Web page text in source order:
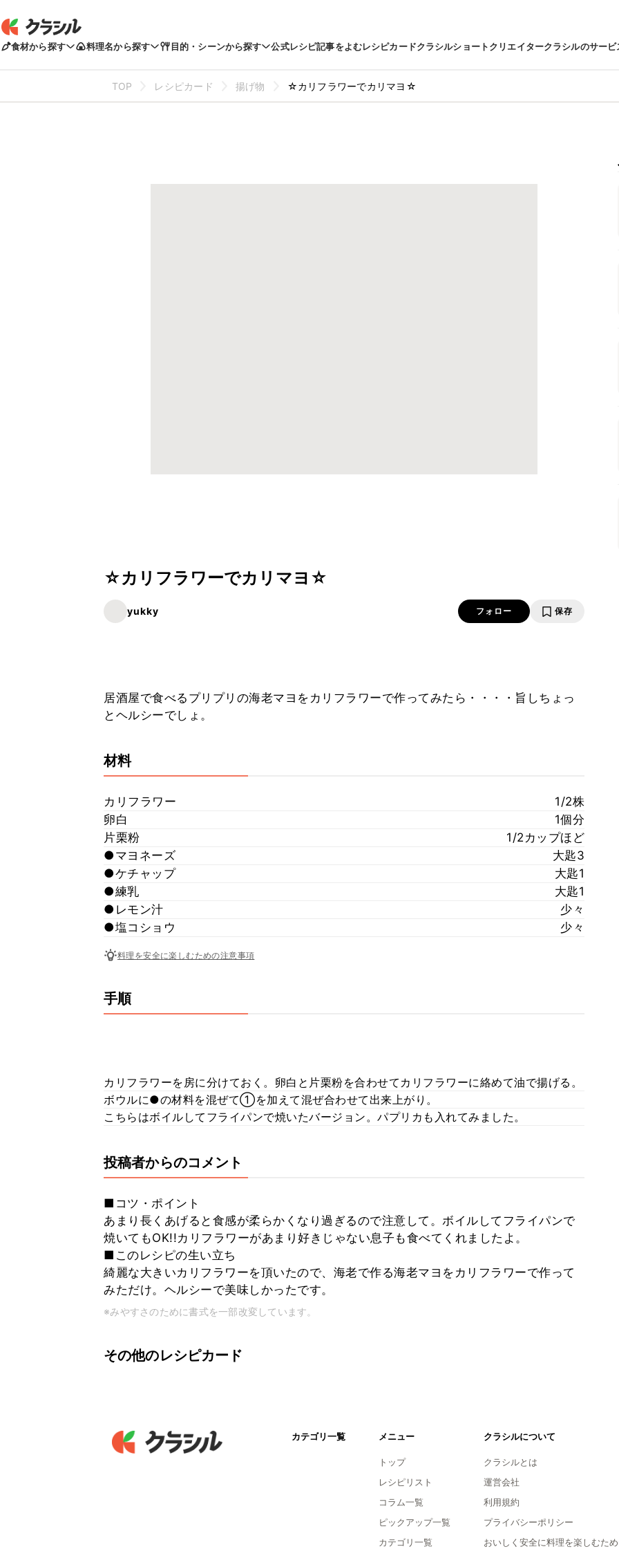
食材から探す 料理名から探す 目的・シーンから探す 公式レシピ記事をよむレシピカードクラシルショートクリエイタークラシルのサービ
TOP レシピカード 揚げ物 ☆カリフラワーでカリマヨ☆
☆カリフラワーでカリマヨ☆
yukky フォロー 保存
居酒屋で食べるプリプリの海老マヨをカリフラワーで作ってみたら・・・・旨しちょっ
とヘルシーでしょ。
材料
カリフラワー
1/2株
卵白
1個分
片栗粉
1/2カップほど
●マヨネーズ
大匙3
●ケチャップ
大匙1
●練乳
大匙1
●レモン汁
少々
●塩コショウ
少々
料理を安全に楽しむための注意事項
手順
カリフラワーを房に分けておく。卵白と片栗粉を合わせてカリフラワーに絡めて油で揚げる。
ボウルに●の材料を混ぜて①を加えて混ぜ合わせて出来上がり。
こちらはボイルしてフライパンで焼いたバージョン。パプリカも入れてみました。
投稿者からのコメント
■コツ・ポイント
あまり長くあげると食感が柔らかくなり過ぎるので注意して。ボイルしてフライパンで
焼いてもOK!!カリフラワーがあまり好きじゃない息子も食べてくれましたよ。
■このレシピの生い立ち
綺麗な大きいカリフラワーを頂いたので、海老で作る海老マヨをカリフラワーで作って
みただけ。ヘルシーで美味しかったです。
※みやすさのために書式を一部改変しています。
その他のレシピカード
カテゴリ一覧 メニュー
トップ
レシピリスト
コラム一覧
ピックアップ一覧
カテゴリ一覧
クラシルについて
クラシルとは
運営会社
利用規約
プライバシーポリシー
おいしく安全に料理を楽しむため